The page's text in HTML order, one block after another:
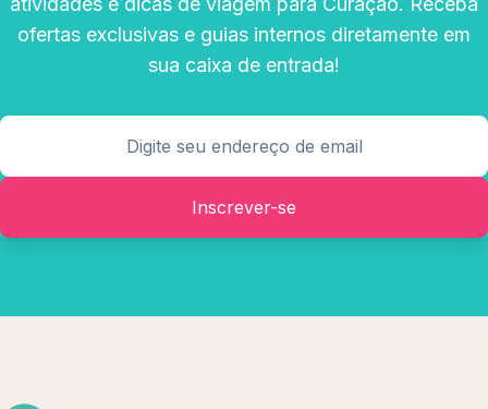
ofertas exclusivas e guias internos diretamente em
sua caixa de entrada!
Inscrever-se